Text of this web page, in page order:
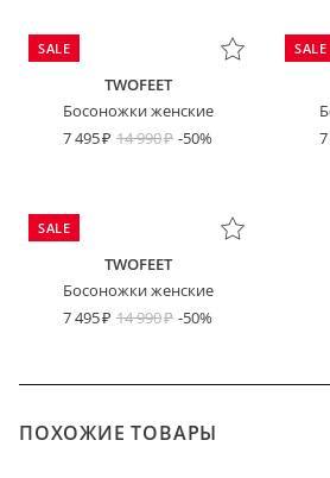
SALE
TWOFEET
Босоножки женские
7 495
14 990 -50%
SALE
SALE
TWOFEET
Босоножки женские
7 495
14 990 -50%
ПОХОЖИЕ ТОВАРЫ